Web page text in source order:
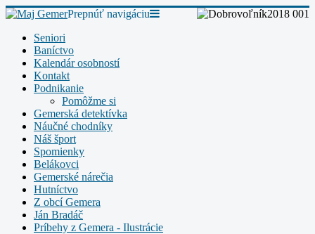
Prepnúť navigáciu
Seniori
Baníctvo
Kalendár osobností
Kontakt
Podnikanie
Pomôžme si
Gemerská detektívka
Náučné chodníky
Náš šport
Spomienky
Belákovci
Gemerské nárečia
Hutníctvo
Z obcí Gemera
Ján Bradáč
Príbehy z Gemera - Ilustrácie